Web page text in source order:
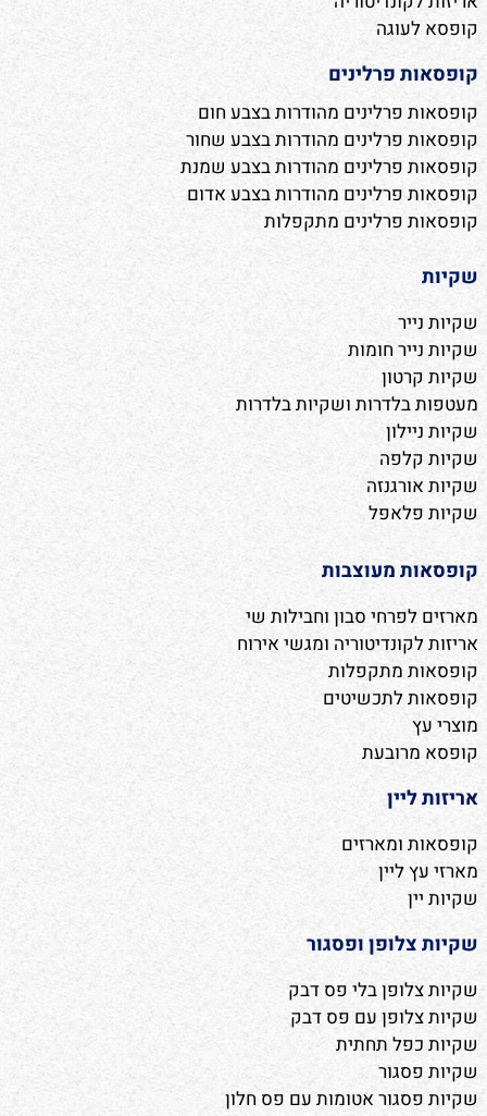
קופסא לעוגה
קופסאות פרלינים
קופסאות פרלינים מהודרות בצבע חום
קופסאות פרלינים מהודרות בצבע שחור
קופסאות פרלינים מהודרות בצבע שמנת
קופסאות פרלינים מהודרות בצבע אדום
קופסאות פרלינים מתקפלות
שקיות
שקיות נייר
שקיות נייר חומות
שקיות קרטון
מעטפות בלדרות ושקיות בלדרות
שקיות ניילון
שקיות קלפה
שקיות אורגנזה
שקיות פלאפל
קופסאות מעוצבות
מארזים לפרחי סבון וחבילות שי
אריזות לקונדיטוריה ומגשי אירוח
קופסאות מתקפלות
קופסאות לתכשיטים
מוצרי עץ
קופסא מרובעת
אריזות ליין
קופסאות ומארזים
מארזי עץ ליין
שקיות יין
שקיות צלופן ופסגור
שקיות צלופן בלי פס דבק
שקיות צלופן עם פס דבק
שקיות כפל תחתית
שקיות פסגור
שקיות פסגור אטומות עם פס חלון